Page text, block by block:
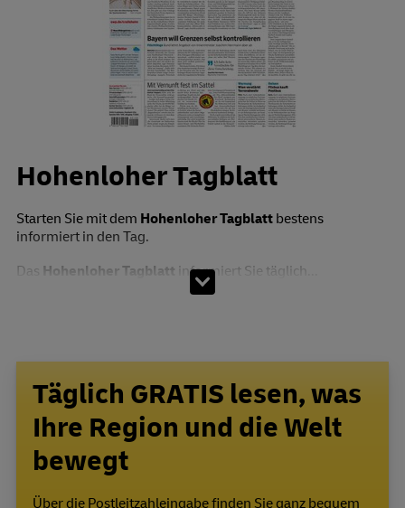
Hohenloher Tagblatt
Starten Sie mit dem Hohenloher Tagblatt bestens
informiert in den Tag.
Das Hohenloher Tagblatt informiert Sie täglich...
Täglich GRATIS lesen, was
Ihre Region und die Welt
bewegt
Über die Postleitzahleingabe finden Sie ganz bequem